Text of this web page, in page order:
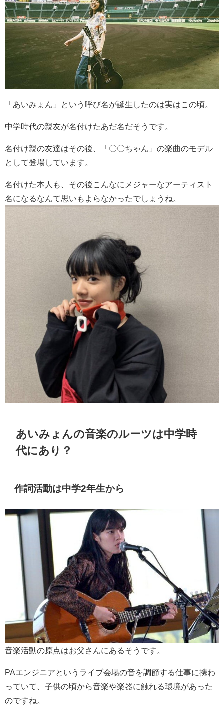
「あいみょん」という呼び名が誕生したのは実はこの頃。
中学時代の親友が名付けたあだ名だそうです。
名付け親の友達はその後、「〇〇ちゃん」の楽曲のモデル
として登場しています。
名付けた本人も、その後こんなにメジャーなアーティスト
名になるなんて思いもよらなかったでしょうね。
あいみょんの音楽のルーツは中学時
代にあり？
作詞活動は中学2年生から
音楽活動の原点はお父さんにあるそうです。
PAエンジニアというライブ会場の音を調節する仕事に携わ
っていて、子供の頃から音楽や楽器に触れる環境があった
のですね。